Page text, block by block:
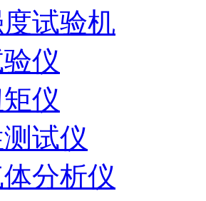
试验机
仪
仪
试仪
分析仪